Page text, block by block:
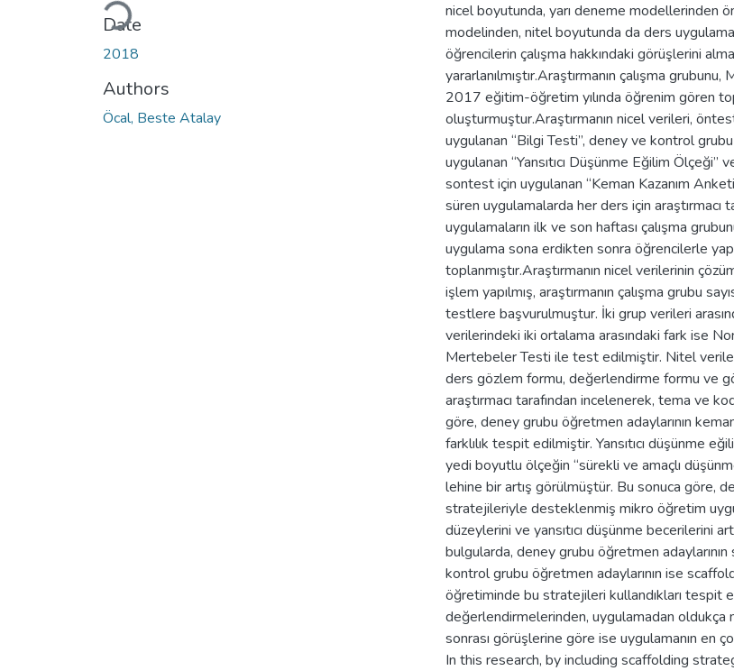
Loading...
Date
2018
Authors
Öcal, Beste Atalay
nicel boyutunda, yarı deneme
modelinden, nitel boyutunda da ders
öğrencilerin çalışma hakkındaki görüşlerini
yararlanılmıştır.Araştırmanın çalışma
2017 eğitim-öğretim yılında öğrenim gören
oluşturmuştur.Araştırmanın nicel verileri,
uygulanan “Bilgi Testi”, deney ve kontrol
uygulanan “Yansıtıcı Düşünme Eğilim
sontest için uygulanan “Keman Kazanım
süren uygulamalarda her ders için araştırmacı
uygulamaların ilk ve son haftası çalışma
uygulama sona erdikten sonra öğrencilerle
toplanmıştır.Araştırmanın nicel verilerinin
işlem yapılmış, araştırmanın çalışma grubu
testlere başvurulmuştur. İki grup verileri
verilerindeki iki ortalama arasındaki fark ise
Mertebeler Testi ile test edilmiştir. Nitel
ders gözlem formu, değerlendirme formu ve
araştırmacı tarafından incelenerek, tema ve
göre, deney grubu öğretmen adaylarının
farklılık tespit edilmiştir. Yansıtıcı düşünme
yedi boyutlu ölçeğin “sürekli ve amaçlı
lehine bir artış görülmüştür. Bu sonuca göre,
stratejileriyle desteklenmiş mikro öğretim
düzeylerini ve yansıtıcı düşünme becerilerini
bulgularda, deney grubu öğretmen
kontrol grubu öğretmen adaylarının ise
öğretiminde bu stratejileri kullandıkları tespit
değerlendirmelerinden, uygulamadan oldukça
sonrası görüşlerine göre ise uygulamanın en
In this research, by including scaffolding